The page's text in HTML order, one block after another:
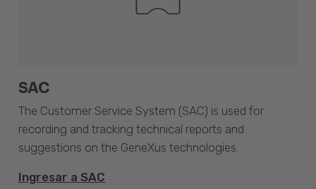
SAC
The Customer Service System (SAC) is used for
recording and tracking technical reports and
suggestions on the GeneXus technologies.
Ingresar a SAC